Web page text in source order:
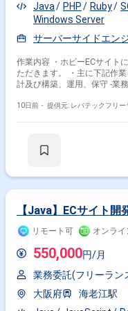
Java
PHP Ruby
Windows Server
サーバーサイドエン
作業内容 ・ホビーECサイト
ただきます。 ・主に下記作業をご担当
計及び構築、運用、保守 -業務改善及び生産性向上に向けたシステム開発 -
10日前・ 提供元: レバテックフリー
【Java】ECサイト開
リモート可 オンライ
550,000円/月
業務委託(フリーラン
大阪府
海老江駅